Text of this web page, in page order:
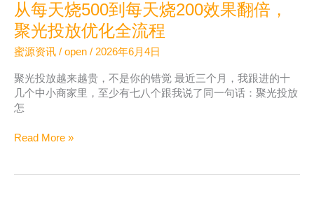
地
推
推
广
不
值
得
从每天烧500到每天烧200效果翻倍，
聚光投放优化全流程
蜜源资讯 / open / 2026年6月4日
聚光投放越来越贵，不是你的错觉 最近三个月，我跟进的十
几个中小商家里，至少有七八个跟我说了同一句话：聚光投放
怎
从
Read More »